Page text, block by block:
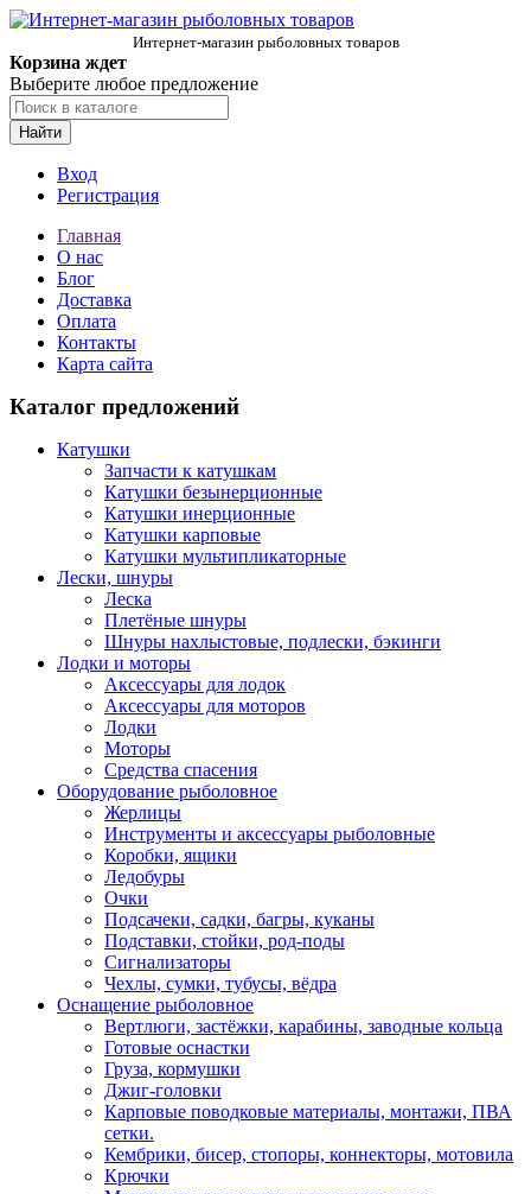
Интернет-магазин рыболовных товаров
Корзина ждет
Выберите любое предложение
Найти
Вход
Регистрация
Главная
О нас
Блог
Доставка
Оплата
Контакты
Карта сайта
Каталог предложений
Катушки
Запчасти к катушкам
Катушки безынерционные
Катушки инерционные
Катушки карповые
Катушки мультипликаторные
Лески, шнуры
Леска
Плетёные шнуры
Шнуры нахлыстовые, подлески, бэкинги
Лодки и моторы
Аксессуары для лодок
Аксессуары для моторов
Лодки
Моторы
Средства спасения
Оборудование рыболовное
Жерлицы
Инструменты и аксессуары рыболовные
Коробки, ящики
Ледобуры
Очки
Подсачеки, садки, багры, куканы
Подставки, стойки, род-поды
Сигнализаторы
Чехлы, сумки, тубусы, вёдра
Оснащение рыболовное
Вертлюги, застёжки, карабины, заводные кольца
Готовые оснастки
Груза, кормушки
Джиг-головки
Карповые поводковые материалы, монтажи, ПВА
сетки.
Кембрики, бисер, стопоры, коннекторы, мотовила
Крючки